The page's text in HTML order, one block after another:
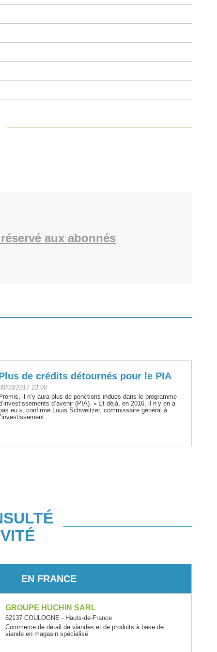
aux abonnés
de crédits détournés pour le PIA
03/2017 23:00
il n’y aura plus de ponctions indues dans le programme
d’avenir (PIA). « Et déjà, en 2016, il n’y en a
eu », confirme Louis Schweitzer, commissaire général à
EN FRANCE
GROUPE HUCHIN SARL
62137 COULOGNE - Hauts-de-France
Commerce de détail de viandes et de produits à base de
viande en magasin spécialisé